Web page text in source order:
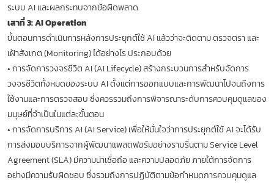
ระบบ AI และผลกระทบจากข้อผิดพลาด
เสาที่ 3: AI Operation
ขั้นตอนการดำเนินการหลังการประยุกต์ใช้ AI แล้วว่าจะติดตาม ตรวจตรา และ
เฝ้าสังเกต (Monitoring) ได้อย่างไร ประกอบด้วย
•การจัดการวงจรชีวิต AI (AI Lifecycle) สร้างกระบวนการสำหรับจัดการ
วงจรชีวิตทั้งหมดของระบบ AI ตั้งแต่การออกแบบและการพัฒนาไปจนถึงการ
ใช้งานและการตรวจสอบ ซึ่งควรรวมถึงการพิจารณาระดับการควบคุมดูแลของ
มนุษย์ที่จำเป็นในแต่ละขั้นตอน
•การจัดการบริการ AI (AI Service) เพื่อให้มั่นใจว่าการประยุกต์ใช้ AI จะได้รับ
การส่งมอบบริการจากผู้พัฒนาแพลตฟอร์มอย่างราบรื่นตาม Service Level
Agreement (SLA) มีความน่าเชื่อถือ และความปลอดภัย ภายใต้การจัดการ
อย่างมีความรับผิดชอบ ซึ่งรวมถึงการปฏิบัติตามข้อกำหนดการควบคุมดูแล